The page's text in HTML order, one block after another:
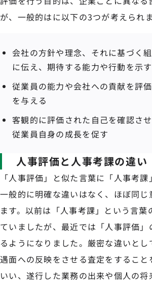
が、一般的はに以下の3つが考えられま
会社の方針や理念、それに基づく
に伝え、期待する能力や行動を示す
従業員の能力や会社への貢献を評
を与える
客観的に評価された自己を確認させ
従業員自身の成長を促す
人事評価と人事考課の違い
「人事評価」と似た言葉に「人事考課
一般的に明確な違いはなく、ほぼ同じ
ます。以前は「人事考課」という言葉
ていましたが、最近では「人事評価」
るようになりました。厳密な違いと
遇面への反映をさせる査定をすること
いい、遂行した業務の出来や個人の将